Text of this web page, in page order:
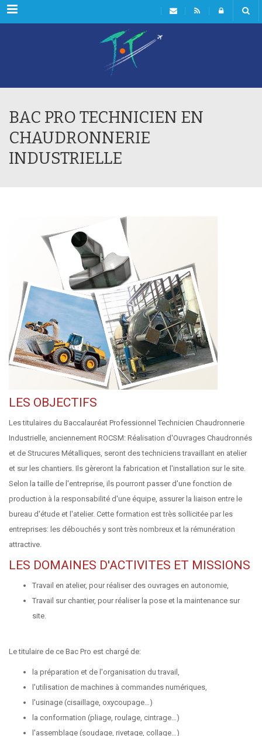
Menu
BAC PRO TECHNICIEN EN
CHAUDRONNERIE
INDUSTRIELLE
LES OBJECTIFS
Les titulaires du Baccalauréat Professionnel Technicien Chaudronnerie
Industrielle, anciennement ROCSM: Réalisation d'Ouvrages Chaudronnés
et de Strucures Métalliques, seront des techniciens travaillant en atelier
et sur les chantiers. Ils gèreront la fabrication et l'installation sur le site.
Selon la taille de l'entreprise, ils pourront passer d'une fonction de
production à la responsabilité d'une équipe, assurer la liaison entre le
bureau d'étude et l'atelier. Cette formation est très sollicitée par les
entreprises: les débouchés y sont très nombreux et la rémunération
attractive.
LES DOMAINES D'ACTIVITES ET MISSIONS
Travail en atelier, pour réaliser des ouvrages en autonomie,
Travail sur chantier, pour réaliser la pose et la maintenance sur
site.
Le titulaire de ce Bac Pro est chargé de:
la préparation et de l'organisation du travail,
l'utilisation de machines à commandes numériques,
l'usinage (cisaillage, oxycoupage…)
la conformation (pliage, roulage, cintrage…)
l'assemblage (soudage, rivetage, collage…)